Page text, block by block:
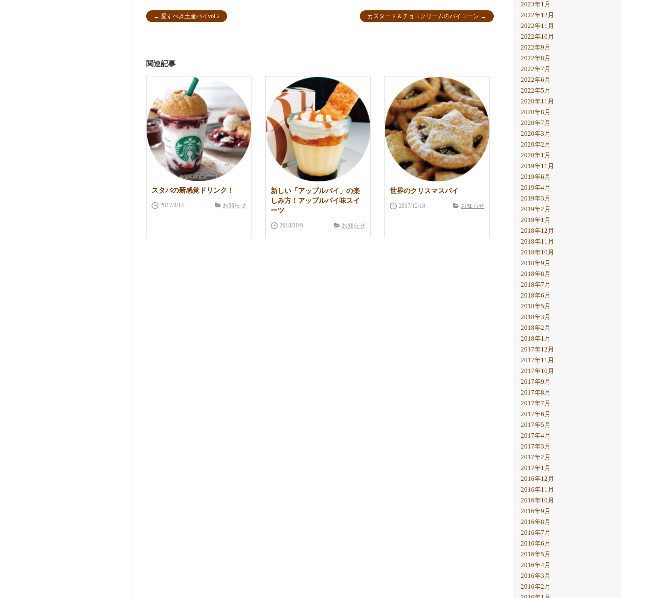
← 愛すべき土産パイvol.2 カスタード＆チョコクリームのパイコーン →
関連記事
スタバの新感覚ドリンク！
2017/4/14 お知らせ
新しい「アップルパイ」の楽
しみ方！アップルパイ味スイ
ーツ
2018/10/9 お知らせ
世界のクリスマスパイ
2017/12/18 お知らせ
2023年1月
2022年12月
2022年11月
2022年10月
2022年9月
2022年8月
2022年7月
2022年6月
2022年5月
2020年11月
2020年8月
2020年7月
2020年3月
2020年2月
2020年1月
2019年11月
2019年6月
2019年4月
2019年3月
2019年2月
2019年1月
2018年12月
2018年11月
2018年10月
2018年9月
2018年8月
2018年7月
2018年6月
2018年5月
2018年3月
2018年2月
2018年1月
2017年12月
2017年11月
2017年10月
2017年9月
2017年8月
2017年7月
2017年6月
2017年5月
2017年4月
2017年3月
2017年2月
2017年1月
2016年12月
2016年11月
2016年10月
2016年9月
2016年8月
2016年7月
2016年6月
2016年5月
2016年4月
2016年3月
2016年2月